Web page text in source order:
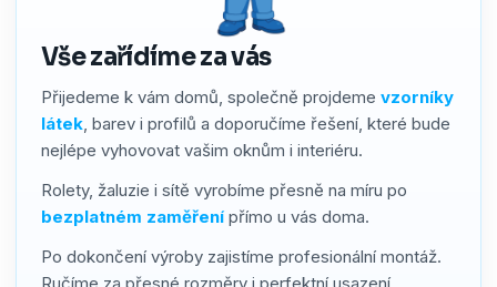
Vše zařídíme za vás
Přijedeme k vám domů, společně projdeme vzorníky
látek, barev i profilů a doporučíme řešení, které bude
nejlépe vyhovovat vašim oknům i interiéru.
Rolety, žaluzie i sítě vyrobíme přesně na míru po
bezplatném zaměření přímo u vás doma.
Po dokončení výroby zajistíme profesionální montáž.